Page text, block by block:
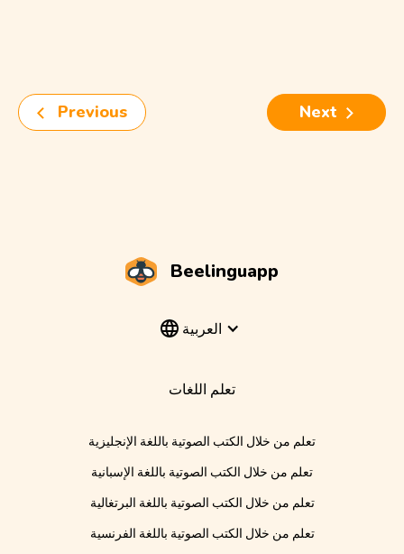
Next
Previous
Beelinguapp
العربية
تعلم اللغات
تعلم من خلال الكتب الصوتية باللغة الإنجليزية
تعلم من خلال الكتب الصوتية باللغة الإسبانية
تعلم من خلال الكتب الصوتية باللغة البرتغالية
تعلم من خلال الكتب الصوتية باللغة الفرنسية